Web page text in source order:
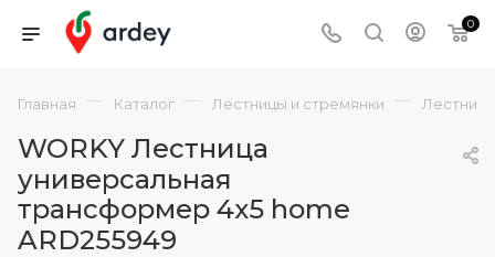
0
Главная — Каталог — Лестницы и стремянки —
WORKY Лестница
универсальная
трансформер 4х5 home
ARD255949